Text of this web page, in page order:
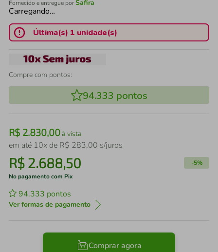
Fornecido e entregue porSafira
Carregando…
Última(s) 1 unidade(s)
Compre com pontos:
94.333 pontos
R$ 2.830,00à vista
em até 10x de R$ 283,00 s/juros
R$ 2.688,50 -5%
No pagamento com Pix
94.333 pontos
Ver formas de pagamento
Comprar agora